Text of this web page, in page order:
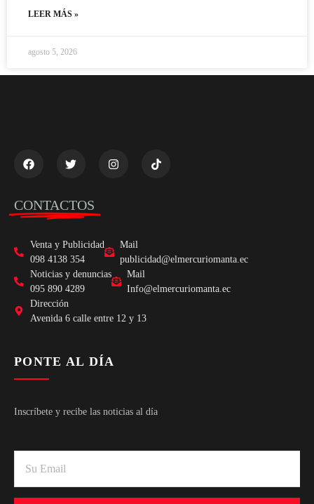
LEER MÁS »
agosto 5, 2026
CONTACTOS
Venta y Publicidad
098 4138 354
Mail
publicidad@elmercuriomanta.ec
Noticias y denuncias
095 890 4289
Mail
Info@elmercuriomanta.ec
Dirección
Avenida 6 calle entre 12 y 13
PONTE AL DÍA
Inscríbete y recibe las noticias al día